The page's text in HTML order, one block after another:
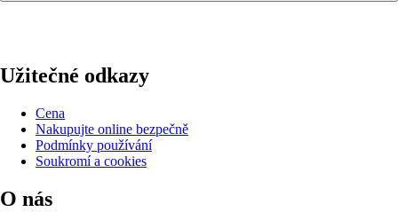
Užitečné odkazy
Cena
Nakupujte online bezpečně
Podmínky používání
Soukromí a cookies
O nás